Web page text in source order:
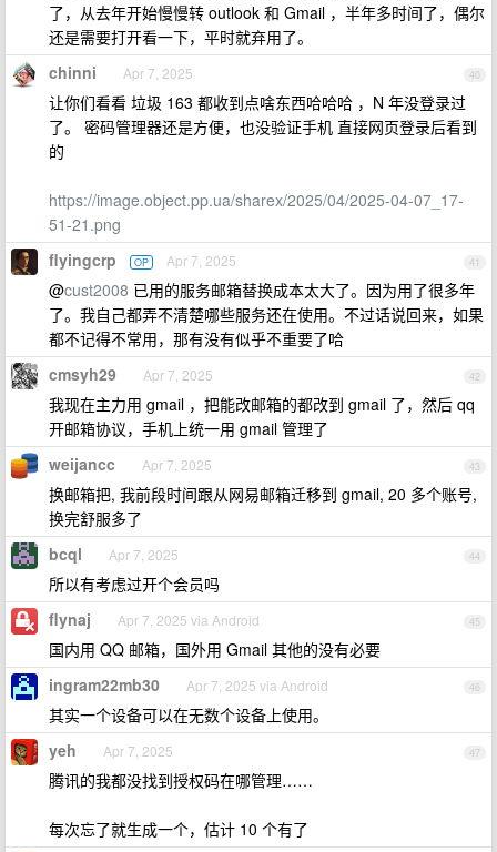
了，从去年开始慢慢转 outlook 和 Gmail ，半年多时间了，偶尔
还是需要打开看一下，平时就弃用了。
40
chinni Apr 7, 2025
让你们看看 垃圾 163 都收到点啥东西哈哈哈 ，N 年没登录过
了。 密码管理器还是方便，也没验证手机 直接网页登录后看到
的
https://image.object.pp.ua/sharex/2025/04/2025-04-07_17-
51-21.png
41
flyingcrp OP Apr 7, 2025
@cust2008 已用的服务邮箱替换成本太大了。因为用了很多年
了。我自己都弄不清楚哪些服务还在使用。不过话说回来，如果
都不记得不常用，那有没有似乎不重要了哈
42
cmsyh29 Apr 7, 2025
我现在主力用 gmail ，把能改邮箱的都改到 gmail 了，然后 qq
开邮箱协议，手机上统一用 gmail 管理了
43
weijancc Apr 7, 2025
换邮箱把, 我前段时间跟从网易邮箱迁移到 gmail, 20 多个账号,
换完舒服多了
44
bcql Apr 7, 2025
所以有考虑过开个会员吗
45
flynaj Apr 7, 2025 via Android
国内用 QQ 邮箱，国外用 Gmail 其他的没有必要
46
ingram22mb30 Apr 7, 2025 via Android
其实一个设备可以在无数个设备上使用。
47
yeh Apr 7, 2025
腾讯的我都没找到授权码在哪管理……
每次忘了就生成一个，估计 10 个有了